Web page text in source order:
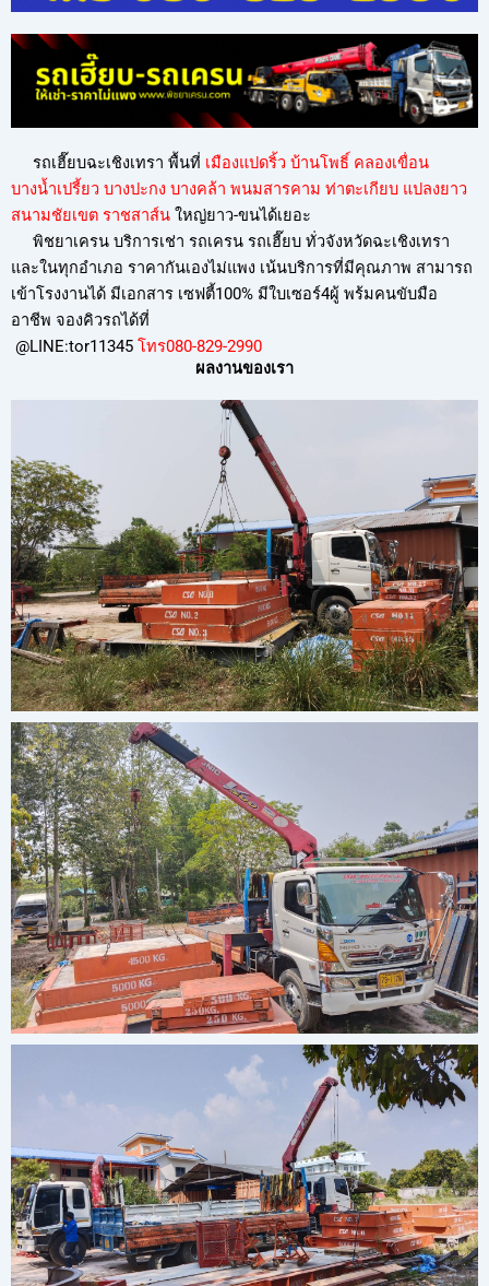
รถเฮี๊ยบฉะเชิงเทรา พื้นที่ เมืองแปดริ้ว บ้านโพธิ์ คลองเขื่อน
บางน้ำเปรี้ยว บางปะกง บางคล้า พนมสารคาม ท่าตะเกียบ แปลงยาว
สนามชัยเขต ราชสาส์น ใหญ่ยาว-ขนได้เยอะ
พิชยาเครน บริการเช่า รถเครน รถเฮี๊ยบ ทั่วจังหวัดฉะเชิงเทรา
และในทุกอำเภอ ราคากันเองไม่แพง เน้นบริการที่มีคุณภาพ สามารถ
เข้าโรงงานได้ มีเอกสาร เซฟตี้100% มีใบเซอร์4ผู้ พร้มคนขับมือ
อาชีพ จองคิวรถได้ที่
@LINE:tor11345 โทร080-829-2990
ผลงานของเรา